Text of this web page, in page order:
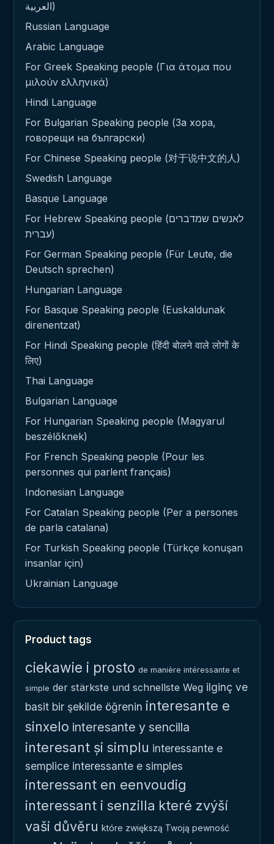
العربية)
Russian Language
Arabic Language
For Greek Speaking people (Για άτομα που
μιλούν ελληνικά)
Hindi Language
For Bulgarian Speaking people (За хора,
говорещи на български)
For Chinese Speaking people (对于说中文的人)
Swedish Language
Basque Language
For Hebrew Speaking people (לאנשים שמדברים
עברית)
For German Speaking people (Für Leute, die
Deutsch sprechen)
Hungarian Language
For Basque Speaking people (Euskaldunak
direnentzat)
For Hindi Speaking people (हिंदी बोलने वाले लोगों के
लिए)
Thai Language
Bulgarian Language
For Hungarian Speaking people (Magyarul
beszélőknek)
For French Speaking people (Pour les
personnes qui parlent français)
Indonesian Language
For Catalan Speaking people (Per a persones
de parla catalana)
For Turkish Speaking people (Türkçe konuşan
insanlar için)
Ukrainian Language
Product tags
ciekawie i prosto de manière intéressante et
simple der stärkste und schnellste Weg ilginç ve
basit bir şekilde öğrenin interesante e
sinxelo interesante y sencilla
interesant și simplu interessante e
semplice interessante e simples
interessant en eenvoudig
interessant i senzilla které zvýší
vaši důvěru które zwiększą Twoją pewność